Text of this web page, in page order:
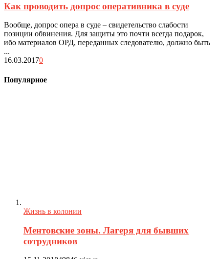
Как проводить допрос оперативника в суде
Вообще, допрос опера в суде – свидетельство слабости
позиции обвинения. Для защиты это почти всегда подарок,
ибо материалов ОРД, переданных следователю, должно быть
...
16.03.20170
Популярное
Жизнь в колонии
Ментовские зоны. Лагеря для бывших
сотрудников